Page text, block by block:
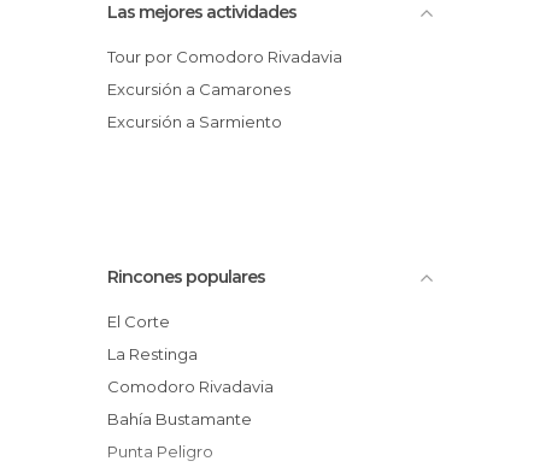
Las mejores actividades
Tour por Comodoro Rivadavia
Excursión a Camarones
Excursión a Sarmiento
Rincones populares
El Corte
La Restinga
Comodoro Rivadavia
Bahía Bustamante
Punta Peligro